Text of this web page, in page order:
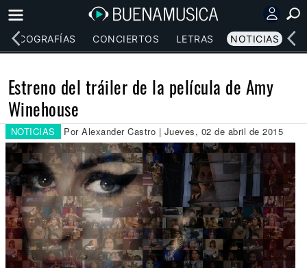
DISCOGRAFÍAS CONCIERTOS LETRAS NOTICIAS
Estreno del tráiler de la película de Amy
Winehouse
NOTICIAS Por Alexander Castro | Jueves, 02 de abril de 2015